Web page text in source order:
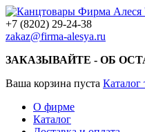
+7 (8202) 29-24-38
zakaz@firma-alesya.ru
ЗАКАЗЫВАЙТЕ - ОБ
Ваша корзина пуста Каталог
О фирме
Каталог